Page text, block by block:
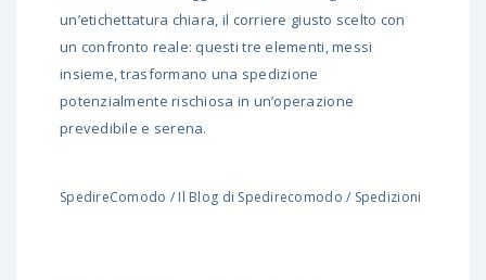
un’etichettatura chiara, il corriere giusto scelto con
un confronto reale: questi tre elementi, messi
insieme, trasformano una spedizione
potenzialmente rischiosa in un’operazione
prevedibile e serena.
SpedireComodo / Il Blog di Spedirecomodo / Spedizioni